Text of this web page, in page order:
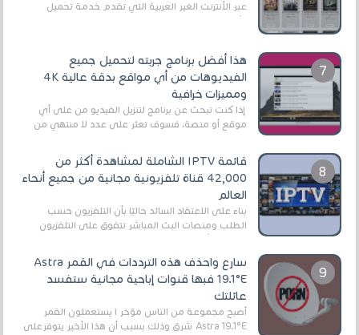
عبر الأنترنت الغير العربية التي تقدم خدمة تحميل
الأفلام على التورنت ، ومعظم هذه المواقع ل...
هذا أفضل برنامج جربته لتحميل جميع
الفيديوهات من أي مواقع بدقة عالية 4K
ومميزات خرافية
إذا كنت تبحث عن برنامج لتنزيل الفيديو من على أي
موقع أو منصة، فسوف تعثر على عدد لا منتهي من
قائمة IPTV الشاملة لمشاهدة أكثر من
42,000 قناة تلفزيونية مجانية من جميع أنحاء
العالم
بناءً على الاعتقاد السائد حاليًا بأن التلفزيون حسب
الطلب ومنصات البث المباشر تتفوق على التلفزيون
الرقمي الأرضي التقليدي، يُعدّ IPTV-org خيار...
سارع واحذف هذه الترددات في القمر Astra
19.1°E فبها قنوات إباحية مجانية ستفسد
عائلتك
أصبح مجموعة من الناس مؤخر ا يستعملون القمر
Astra 19.1°E شرق وذلك بسبب أن هذا الأخير يتوفرعلى